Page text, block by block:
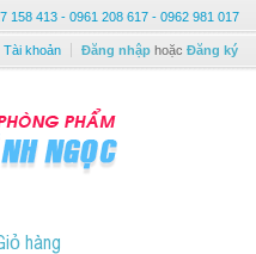
158 413 - 0961 208 617 - 0962 981 017
Tài khoản Đăng nhập hoặc Đăng ký
hàng